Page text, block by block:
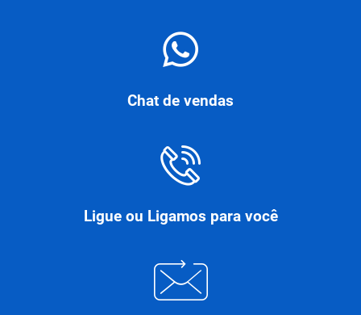
Chat de vendas
Ligue ou Ligamos para você